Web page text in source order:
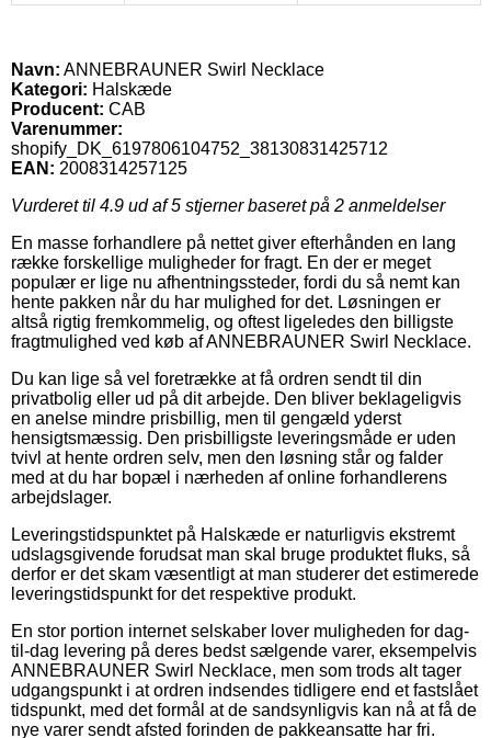
Navn: ANNEBRAUNER Swirl Necklace
Kategori: Halskæde
Producent: CAB
Varenummer:
shopify_DK_6197806104752_38130831425712
EAN: 2008314257125
Vurderet til 4.9 ud af 5 stjerner baseret på 2 anmeldelser
En masse forhandlere på nettet giver efterhånden en lang
række forskellige muligheder for fragt. En der er meget
populær er lige nu afhentningssteder, fordi du så nemt kan
hente pakken når du har mulighed for det. Løsningen er
altså rigtig fremkommelig, og oftest ligeledes den billigste
fragtmulighed ved køb af ANNEBRAUNER Swirl Necklace.
Du kan lige så vel foretrække at få ordren sendt til din
privatbolig eller ud på dit arbejde. Den bliver beklageligvis
en anelse mindre prisbillig, men til gengæld yderst
hensigtsmæssig. Den prisbilligste leveringsmåde er uden
tvivl at hente ordren selv, men den løsning står og falder
med at du har bopæl i nærheden af online forhandlerens
arbejdslager.
Leveringstidspunktet på Halskæde er naturligvis ekstremt
udslagsgivende forudsat man skal bruge produktet fluks, så
derfor er det skam væsentligt at man studerer det estimerede
leveringstidspunkt for det respektive produkt.
En stor portion internet selskaber lover muligheden for dag-
til-dag levering på deres bedst sælgende varer, eksempelvis
ANNEBRAUNER Swirl Necklace, men som trods alt tager
udgangspunkt i at ordren indsendes tidligere end et fastslået
tidspunkt, med det formål at de sandsynligvis kan nå at få de
nye varer sendt afsted forinden de pakkeansatte har fri.